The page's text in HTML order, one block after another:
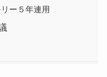
ー５年連用